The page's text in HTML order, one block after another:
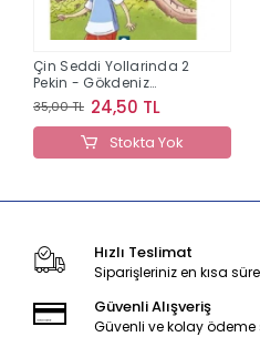
Çin Seddi Yollarinda 2
Pekin - Gökdeniz
Türkiye Turunda
35,00 TL 24,50 TL
Stokta Yok
Hızlı Teslimat
Siparişleriniz en kısa
Güvenli Alışveriş
Güvenli ve kolay ödeme